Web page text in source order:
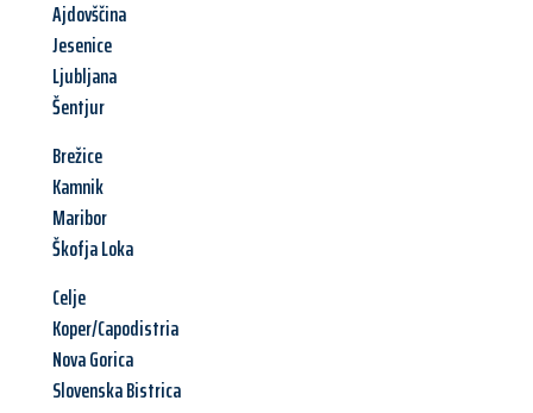
Ajdovščina
Jesenice
Ljubljana
Šentjur
Brežice
Kamnik
Maribor
Škofja Loka
Celje
Koper/Capodistria
Nova Gorica
Slovenska Bistrica